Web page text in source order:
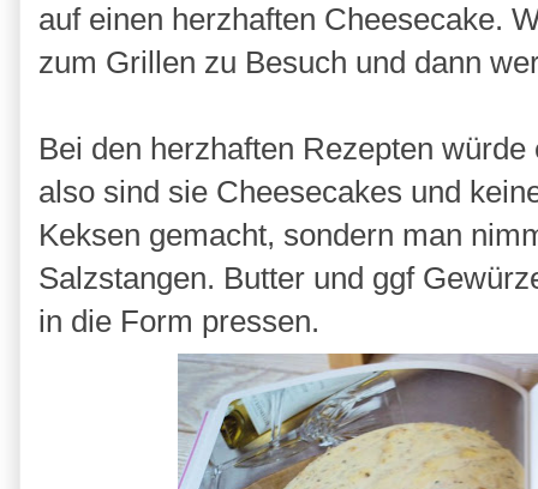
auf einen herzhaften Cheesecake.
zum Grillen zu Besuch und dann
Bei den herzhaften Rezepten
also sind sie Cheesecakes und
Keksen gemacht, sondern man
Salzstangen. Butter und ggf
in die Form pressen.